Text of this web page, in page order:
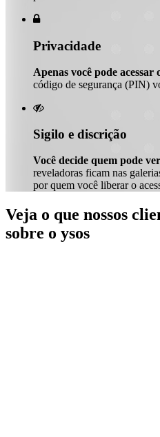

Privacidade
Apenas você pode acessar
código de segurança (PIN)

Sigilo e discrição
Você decide quem pode
reveladoras ficam nas
por quem você liberar o
Veja o que nossos
sobre o ysos